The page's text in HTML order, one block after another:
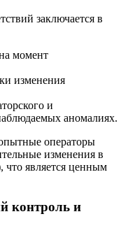
заключается в
момент
изменения
и
аномалиях.
операторы
изменения в
является ценным
контроль и